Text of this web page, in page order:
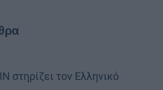
στηρίζει τον Ελληνικό